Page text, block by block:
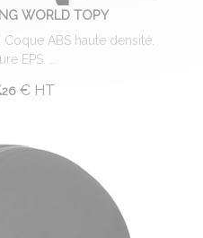
WORLD TOPY
ABS haute densité.
EPS. ...
26 € HT